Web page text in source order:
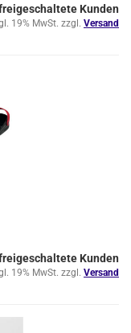
Kunden
19% MwSt. zzgl. Versand
Kunden
19% MwSt. zzgl. Versand